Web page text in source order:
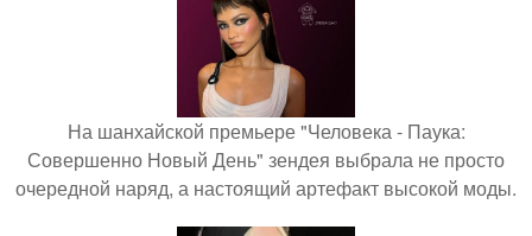
На шанхайской премьере "Человека - Паука:
Совершенно Новый День" зендея выбрала не просто
очередной наряд, а настоящий артефакт высокой моды.